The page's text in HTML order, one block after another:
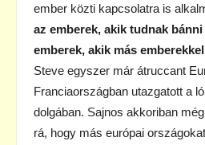
ember közti kapcsolatra is
az emberek, akik tudnak
emberek, akik más
Steve egyszer már átruccant
Franciaországban utazgatott a
dolgában. Sajnos akkoriban
rá, hogy más európai